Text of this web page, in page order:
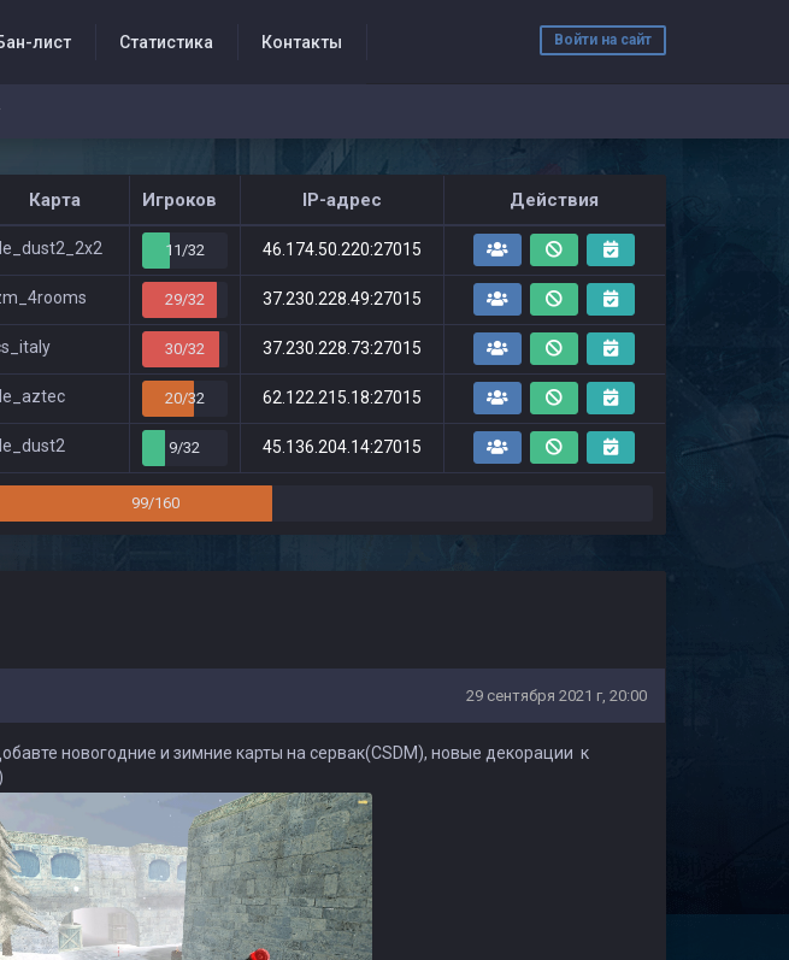
Войти на сайт
Бан-лист Статистика Контакты
Карта Игроков IP-адрес Действия
11/32 46.174.50.220:27015
29/32 37.230.228.49:27015
30/32 37.230.228.73:27015
20/32 62.122.215.18:27015
9/32 45.136.204.14:27015
99/160
29 сентября 2021 г, 20:00
новогодние и зимние карты на сервак(CSDM), новые декорации к